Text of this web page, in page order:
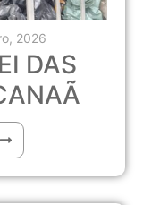
2026
DAS